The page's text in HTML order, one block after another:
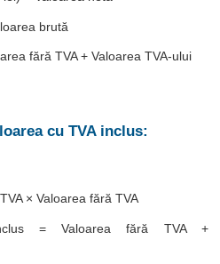
brută
fără TVA + Valoarea TVA-ului
cu TVA inclus:
× Valoarea fără TVA
= Valoarea fără TVA +